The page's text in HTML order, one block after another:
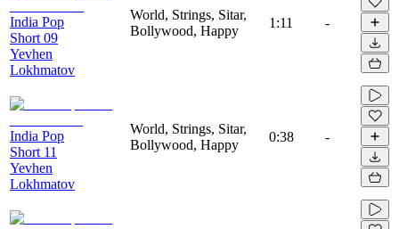
India Pop
Short 09
Yevhen
Lokhmatov
World, Strings, Sitar,
Bollywood, Happy
1:11 -
India Pop
Short 11
Yevhen
Lokhmatov
World, Strings, Sitar,
Bollywood, Happy
0:38 -